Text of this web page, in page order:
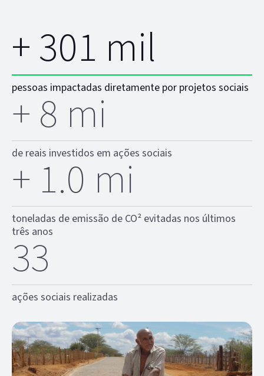
+330 mil
pessoas impactadas diretamente por projetos sociais
+9 mi
de reais investidos em ações sociais
+ 1.1 mi
toneladas de emissão de CO² evitadas nos últimos
três anos
36
ações sociais realizadas